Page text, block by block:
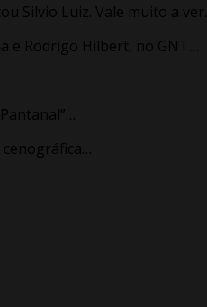
Silvio Luiz. Vale muito a ver.
e Rodrigo Hilbert, no GNT…
cenográfica…